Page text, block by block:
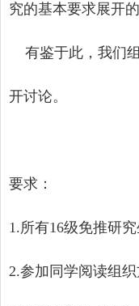
究的基本要求展开
有鉴于此，我们
开讨论。
要求：
1.所有16级免推研究
2.参加同学阅读组